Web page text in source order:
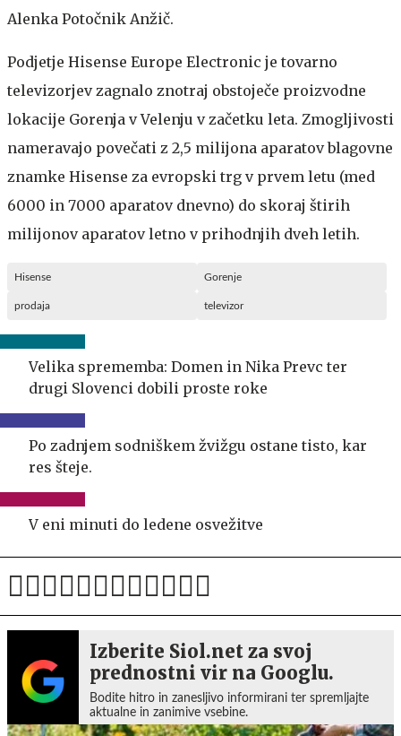
Alenka Potočnik Anžič.
Podjetje Hisense Europe Electronic je tovarno
televizorjev zagnalo znotraj obstoječe proizvodne
lokacije Gorenja v Velenju v začetku leta. Zmogljivosti
nameravajo povečati z 2,5 milijona aparatov blagovne
znamke Hisense za evropski trg v prvem letu (med
6000 in 7000 aparatov dnevno) do skoraj štirih
milijonov aparatov letno v prihodnjih dveh letih.
Hisense Gorenje
prodaja televizor
Velika sprememba: Domen in Nika Prevc ter
drugi Slovenci dobili proste roke
Po zadnjem sodniškem žvižgu ostane tisto, kar
res šteje.
V eni minuti do ledene osvežitve
Izberite Siol.net za svoj
prednostni vir na Googlu.
Bodite hitro in zanesljivo informirani ter spremljajte
aktualne in zanimive vsebine.